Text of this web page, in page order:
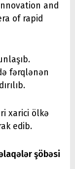
and
of rapid
fərqlənən
xarici ölkə
edib.
şöbəsi